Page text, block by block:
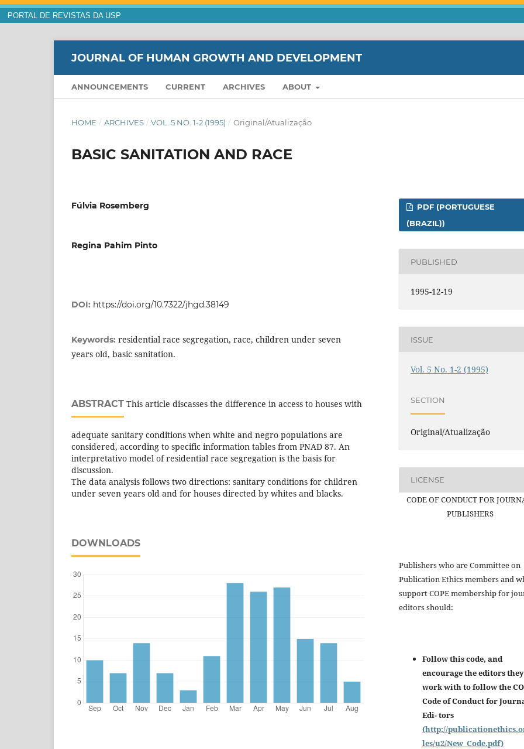
PORTAL DE REVISTAS DA USP
JOURNAL OF HUMAN GROWTH AND DEVELOPMENT
ANNOUNCEMENTS CURRENT ARCHIVES ABOUT
HOME / ARCHIVES / VOL. 5 NO. 1-2 (1995) / Original/Atualização
BASIC SANITATION AND RACE
Fúlvia Rosemberg
Regina Pahim Pinto
DOI: https://doi.org/10.7322/jhgd.38149
Keywords: residential race segregation, race, children under seven
years old, basic sanitation.
ABSTRACT This article discasses the difference in access to houses with
adequate sanitary conditions when white and negro populations are
considered, according to specific information tables from PNAD 87. An
interpretativo model of residential race segregation is the basis for
discussion.
The data analysis follows two directions: sanitary conditions for children
under seven years old and for houses directed by whites and blacks.
DOWNLOADS
PDF (PORTUGUESE
(BRAZIL))
PUBLISHED
1995-12-19
ISSUE
Vol. 5 No. 1-2 (1995)
SECTION
Original/Atualização
LICENSE
CODE OF CONDUCT FOR
PUBLISHERS
Publishers who are Committee on
Publication Ethics members and
support COPE membership for
editors should:
Follow this code, and
encourage the editors they
work with to follow the
Code of Conduct for
Edi- tors
(http://
les/u2/New_Code.pdf)